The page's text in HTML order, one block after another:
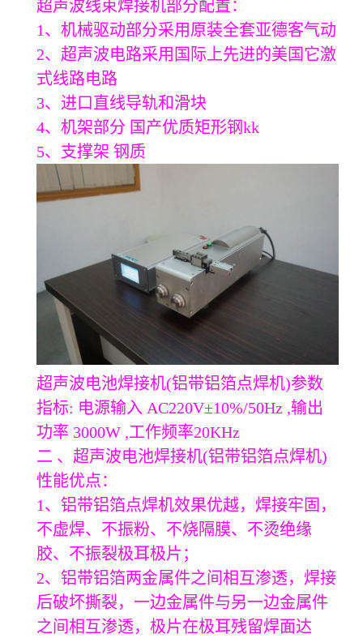
超声波线束焊接机部分配置：
1、机械驱动部分采用原装全套亚德客气动
2、超声波电路采用国际上先进的美国它激
式线路电路
3、进口直线导轨和滑块
4、机架部分 国产优质矩形钢kk
5、支撑架 钢质
超声波电池焊接机(铝带铝箔点焊机)参数
指标: 电源输入 AC220V±10%/50Hz ,输出
功率 3000W ,工作频率20KHz
二 、超声波电池焊接机(铝带铝箔点焊机)
性能优点：
1、铝带铝箔点焊机效果优越，焊接牢固，
不虚焊、不振粉、不烧隔膜、不烫绝缘
胶、不振裂极耳极片；
2、铝带铝箔两金属件之间相互渗透，焊接
后破坏撕裂，一边金属件与另一边金属件
之间相互渗透，极片在极耳残留焊面达